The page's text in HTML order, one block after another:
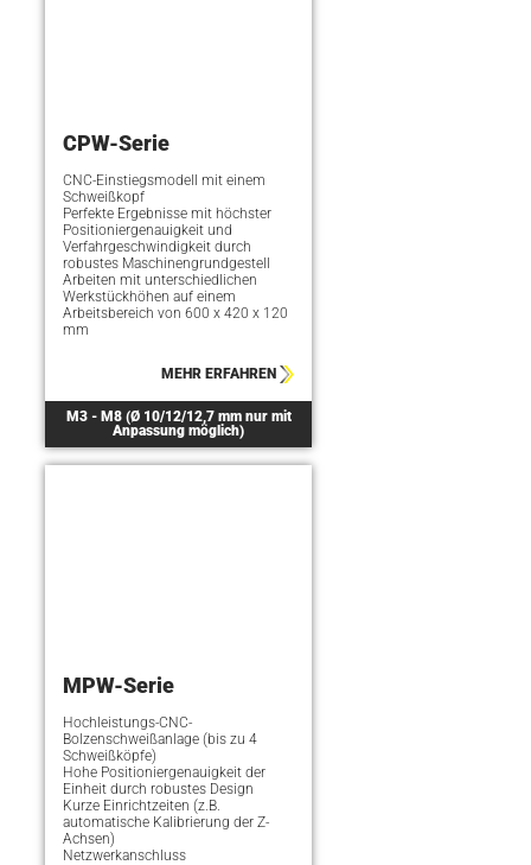
CPW-Serie
CNC-Einstiegsmodell mit einem
Schweißkopf
Perfekte Ergebnisse mit höchster
Positioniergenauigkeit und
Verfahrgeschwindigkeit durch
robustes Maschinengrundgestell
Arbeiten mit unterschiedlichen
Werkstückhöhen auf einem
Arbeitsbereich von 600 x 420 x 120
mm
MEHR ERFAHREN
M3 - M8 (Ø 10/12/12,7 mm nur mit
Anpassung möglich)
MPW-Serie
Hochleistungs-CNC-
Bolzenschweißanlage (bis zu 4
Schweißköpfe)
Hohe Positioniergenauigkeit der
Einheit durch robustes Design
Kurze Einrichtzeiten (z.B.
automatische Kalibrierung der Z-
Achsen)
Netzwerkanschluss